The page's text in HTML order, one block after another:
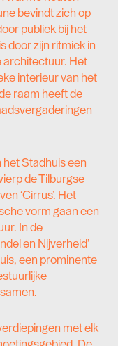
bevindt zich op
publiek bij het
door zijn ritmiek in
architectuur. Het
interieur van het
raam heeft de
het Stadhuis een
de Tilburgse
‘Cirrus’. Het
vorm gaan een
In de
en Nijverheid’
een prominente
met elk